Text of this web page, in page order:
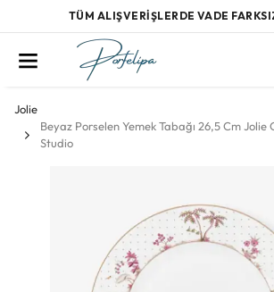
TÜM ALIŞVERİŞLERDE VADE
Jolie
Beyaz Porselen Yemek Tabağı 26,5 Cm Jolie
Studio